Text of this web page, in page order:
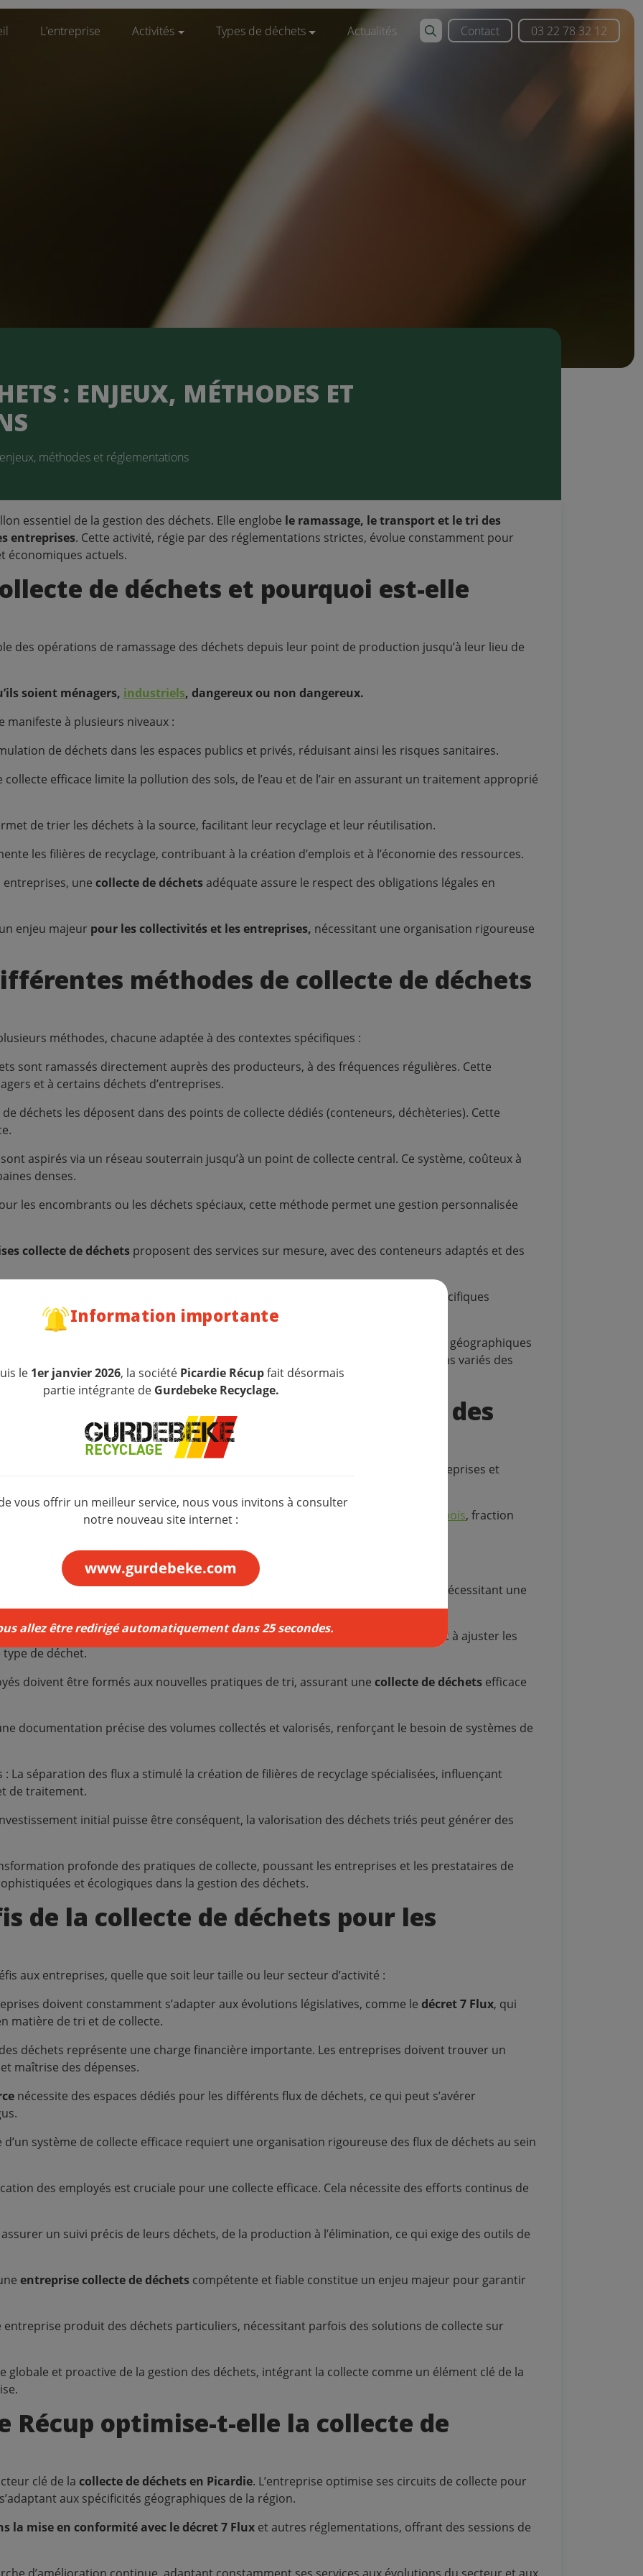
L’entreprise Activités
Traitement de déchets non dangereux
Rachat de ferraille et métaux
Types de déchets
Construction / Démolition
Déchets industriels non valorisables
Déchets verts
DEEE
Encombrants
Actualités Contact 03 22 78 32 12
: ENJEUX, MÉTHODES ET
méthodes et réglementations
essentiel de la gestion des déchets. Elle englobe le ramassage, le transport et le tri des
entreprises. Cette activité, régie par des réglementations strictes, évolue constamment pour
économiques actuels.
de déchets et pourquoi est-elle
des opérations de ramassage des déchets depuis leur point de production jusqu’à leur lieu de
soient ménagers, industriels, dangereux ou non dangereux.
manifeste à plusieurs niveaux :
de déchets dans les espaces publics et privés, réduisant ainsi les risques sanitaires.
efficace limite la pollution des sols, de l’eau et de l’air en assurant un traitement approprié
de trier les déchets à la source, facilitant leur recyclage et leur réutilisation.
les filières de recyclage, contribuant à la création d’emplois et à l’économie des ressources.
une collecte de déchets adéquate assure le respect des obligations légales en
enjeu majeur pour les collectivités et les entreprises, nécessitant une organisation rigoureuse
méthodes de collecte de déchets
méthodes, chacune adaptée à des contextes spécifiques :
sont ramassés directement auprès des producteurs, à des fréquences régulières. Cette
et à certains déchets d’entreprises.
déchets les déposent dans des points de collecte dédiés (conteneurs, déchèteries). Cette
aspirés via un réseau souterrain jusqu’à un point de collecte central. Ce système, coûteux à
denses.
les encombrants ou les déchets spéciaux, cette méthode permet une gestion personnalisée
collecte de déchets proposent des services sur mesure, avec des conteneurs adaptés et des
se déplacent à des points et horaires prédéfinis pour collecter des déchets spécifiques
facteurs : type de déchets, volume produit, densité de population, contraintes géographiques
efficace combine souvent plusieurs de ces méthodes pour répondre aux besoins variés des
7 Flux a-t-il transformé la collecte des
a considérablement modifié
pour les entreprises et
valorisation de sept types de déchets:papier et carton bois, fraction
doivent mettre en place des bacs de tri distincts pour chaque type de déchet, nécessitant une
internes.
des flux peut entraîner des rythmes de remplissage différents, obligeant à ajuster les
de déchet.
doivent être formés aux nouvelles pratiques de tri, assurant une collecte de déchets efficace
documentation précise des volumes collectés et valorisés, renforçant le besoin de systèmes de
La séparation des flux a stimulé la création de filières de recyclage spécialisées, influençant
de traitement.
initial puisse être conséquent, la valorisation des déchets triés peut générer des
profonde des pratiques de collecte, poussant les entreprises et les prestataires de
et écologiques dans la gestion des déchets.
de la collecte de déchets pour les
aux entreprises, quelle que soit leur taille ou leur secteur d’activité :
doivent constamment s’adapter aux évolutions législatives, comme le décret 7 Flux, qui
matière de tri et de collecte.
déchets représente une charge financière importante. Les entreprises doivent trouver un
maîtrise des dépenses.
nécessite des espaces dédiés pour les différents flux de déchets, ce qui peut s’avérer
système de collecte efficace requiert une organisation rigoureuse des flux de déchets au sein
des employés est cruciale pour une collecte efficace. Cela nécessite des efforts continus de
un suivi précis de leurs déchets, de la production à l’élimination, ce qui exige des outils de
entreprise collecte de déchets compétente et fiable constitue un enjeu majeur pour garantir
entreprise produit des déchets particuliers, nécessitant parfois des solutions de collecte sur
globale et proactive de la gestion des déchets, intégrant la collecte comme un élément clé de la
Récup optimise-t-elle la collecte de
clé de la collecte de déchets en Picardie. L’entreprise optimise ses circuits de collecte pour
aux spécificités géographiques de la région.
la mise en conformité avec le décret 7 Flux et autres réglementations, offrant des sessions de
Information importante
le 1er janvier 2026, la société Picardie Récupfait désormais
partie intégrante de Gurdebeke Recyclage.
vous offrir un meilleur service, nous vous invitons à consulter
notre nouveau site internet :
www.gurdebeke.com
allez être redirigé automatiquement dans24secondes.